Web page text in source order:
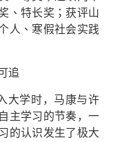
、特长奖；获评山
人、寒假社会实践
追
大学时，马康与许
主学习的节奏，一
的认识发生了极大